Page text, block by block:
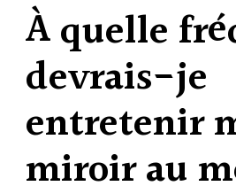
À quelle
devrais-je
entretenir
miroir au